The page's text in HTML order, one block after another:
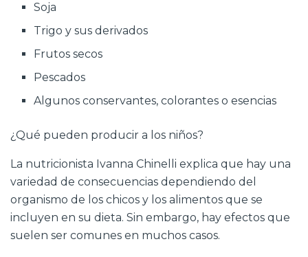
Soja
Trigo y sus derivados
Frutos secos
Pescados
Algunos conservantes, colorantes o esencias
¿Qué pueden producir a los niños?
La nutricionista Ivanna Chinelli explica que hay una
variedad de consecuencias dependiendo del
organismo de los chicos y los alimentos que se
incluyen en su dieta. Sin embargo, hay efectos que
suelen ser comunes en muchos casos.